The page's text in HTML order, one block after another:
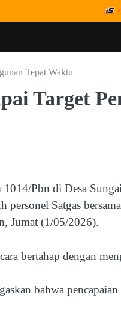
Tepat Waktu
Target
Pbn di Desa
Satgas
Jumat (1/05/2026).
bertahap dengan
bahwa